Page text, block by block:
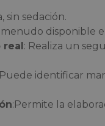
sin sedación.
menudo disponible
real: Realiza un
identificar
:Permite la